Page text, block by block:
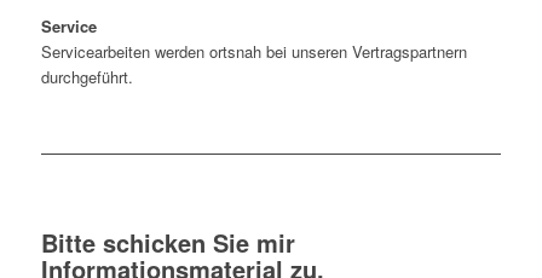
Service
Servicearbeiten werden ortsnah bei unseren Vertragspartnern
durchgeführt.
Bitte schicken Sie mir
Informationsmaterial zu.